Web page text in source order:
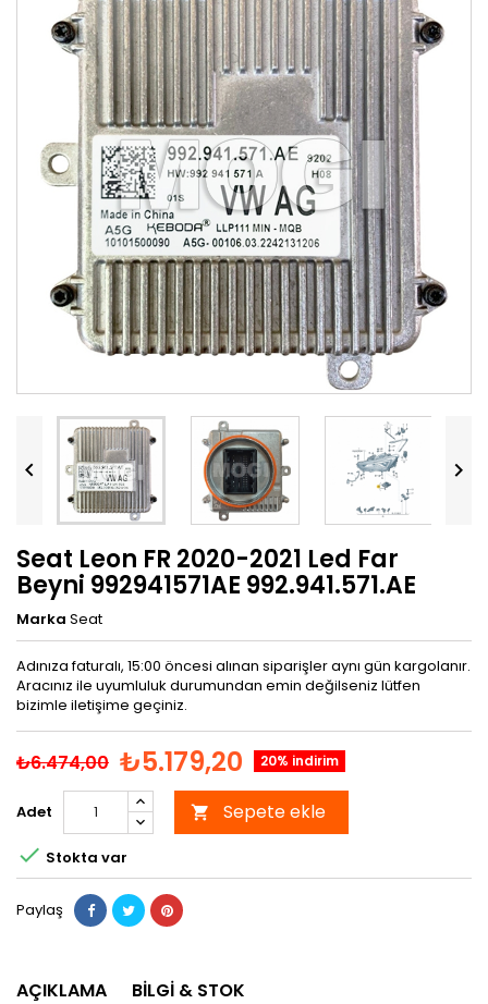
 
Seat Leon FR 2020-2021 Led Far
Beyni 992941571AE 992.941.571.AE
Marka Seat
Adınıza faturalı, 15:00 öncesi alınan siparişler aynı gün kargolanır.
Aracınız ile uyumluluk durumundan emin değilseniz lütfen
bizimle iletişime geçiniz.
₺6.474,00 ₺5.179,20 20% indirim
Adet  Sepete ekle
 Stokta var
Paylaş
AÇIKLAMA BILGI & STOK